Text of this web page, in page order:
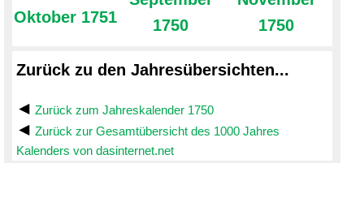
Oktober 1751
1750
1750
Zurück zu den Jahresübersichten...
Zurück zum Jahreskalender 1750
Zurück zur Gesamtübersicht des 1000 Jahres
Kalenders von dasinternet.net